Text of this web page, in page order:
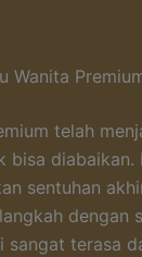
Wanita
telah
bisa diabaikan.
sentuhan
sangat terasa